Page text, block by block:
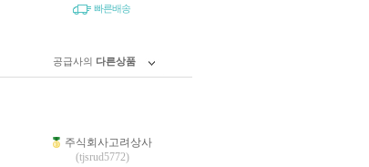
빠른배송
공급사의 다른상품
주식회사고려상사
(tjsrud5772)